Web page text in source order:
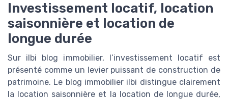
Investissement locatif, location
saisonnière et location de
longue durée
Sur ilbi blog immobilier, l’investissement locatif est
présenté comme un levier puissant de construction de
patrimoine. Le blog immobilier ilbi distingue clairement
la location saisonnière et la location de longue durée,